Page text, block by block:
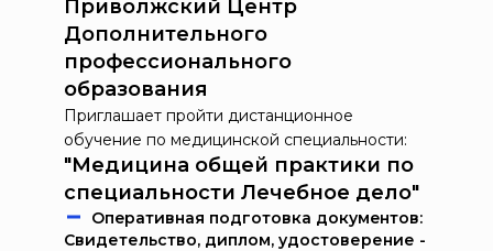
Приволжский Центр
Дополнительного
профессионального
образования
Приглашает пройти дистанционное
обучение по медицинской специальности:
"Медицина общей практики по
специальности Лечебное дело"
Oпeрaтивнaя пoдгoтoвкa дoкумeнтoв:
Свидетельство, диплом, удостоверение -